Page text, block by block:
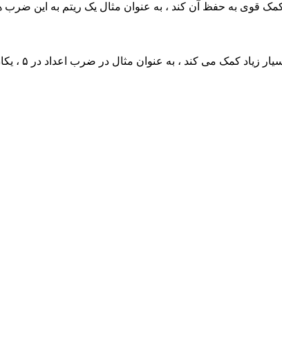
قوی به حفظ آن کند ، به عنوان مثال یک ریتم به این ضرب